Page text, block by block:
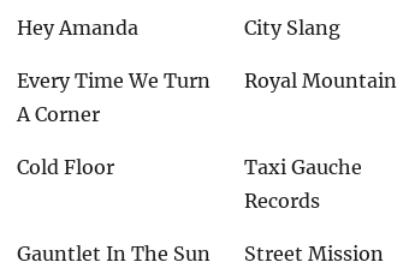
Hey Amanda City Slang
Every Time We Turn
A Corner
Royal Mountain
Cold Floor
Taxi Gauche
Records
Gauntlet In The Sun
Street Mission